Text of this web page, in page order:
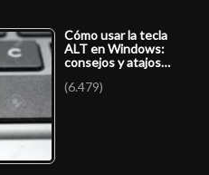
Cómo usar la tecla
ALT en Windows:
consejos y atajos…
(6.479)